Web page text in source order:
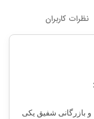
نظرات کاربران
بازرگانی شفیق یکی